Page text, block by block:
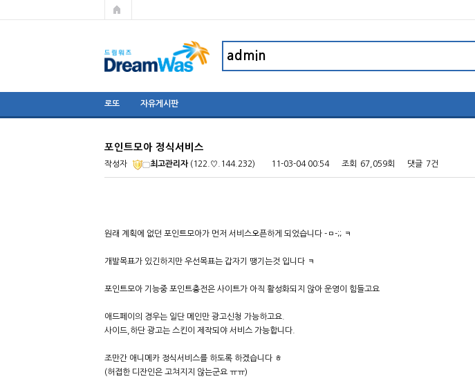
로또 자유게시판
포인트모아 정식서비스
작성자 최고관리자(122.♡.144.232) 11-03-04 00:54 조회 67,059회 댓글 7건
원래 계획에 없던 포인트모아가 먼저 서비스오픈하게 되었습니다 -ㅁ-;; ㅋ
개발목표가 있긴하지만 우선목표는 갑자기 땡기는것 입니다 ㅋ
포인트모아 기능중 포인트충전은 사이트가 아직 활성화되지 않아 운영이 힘들고요
애드페이의 경우는 일단 메인만 광고신청 가능하고요.
사이드,하단 광고는 스킨이 제작되야 서비스 가능합니다.
조만간 애니메카 정식서비스를 하도록 하겠습니다 ㅎ
(허졉한 디잔인은 고쳐지지 않는군요 ㅠㅠ)